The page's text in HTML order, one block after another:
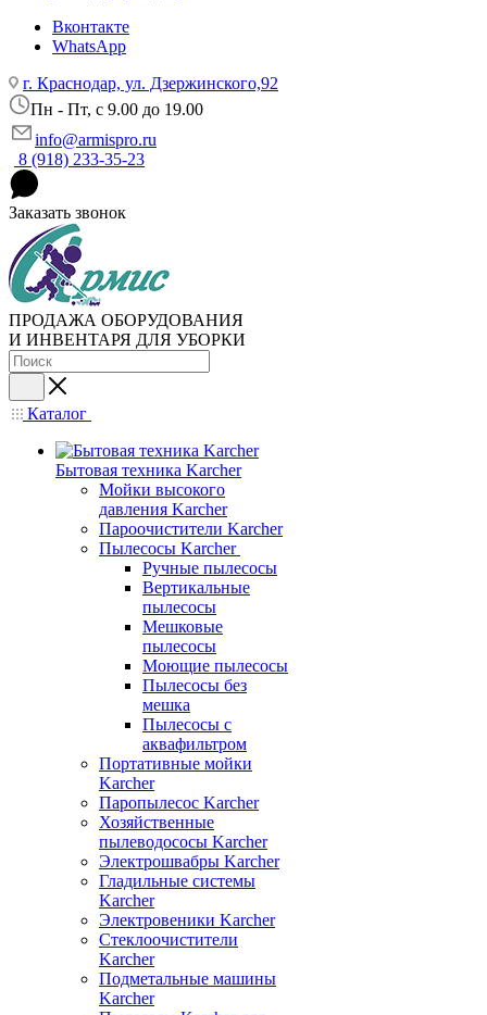
Вконтакте
WhatsApp
г. Краснодар, ул. Дзержинского,92
Пн - Пт, c 9.00 до 19.00
info@armispro.ru
8 (918) 233-35-23
Заказать звонок
ПРОДАЖА ОБОРУДОВАНИЯ
И ИНВЕНТАРЯ ДЛЯ УБОРКИ
Каталог
Бытовая техника Karcher
Мойки высокого
давления Karcher
Пароочистители Karcher
Пылесосы Karcher
Ручные пылесосы
Вертикальные
пылесосы
Мешковые
пылесосы
Моющие пылесосы
Пылесосы без
мешка
Пылесосы с
аквафильтром
Портативные мойки
Karcher
Паропылесос Karcher
Хозяйственные
пылеводососы Karcher
Электрошвабры Karcher
Гладильные системы
Karcher
Электровеники Karcher
Стеклоочистители
Karcher
Подметальные машины
Karcher